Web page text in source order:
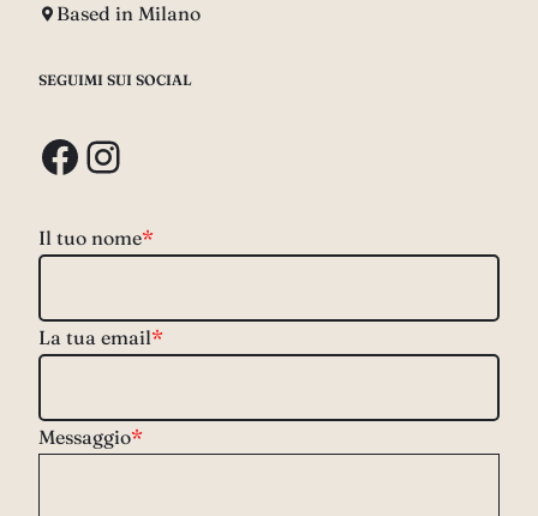
Based in Milano
SEGUIMI SUI SOCIAL
Facebook
Instagram
Il tuo nome*
La tua email*
Messaggio*